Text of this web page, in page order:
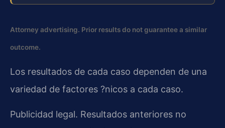
Attorney advertising. Prior results do not guarantee a similar
outcome.
Los resultados de cada caso dependen de una
variedad de factores ?nicos a cada caso.
Publicidad legal. Resultados anteriores no